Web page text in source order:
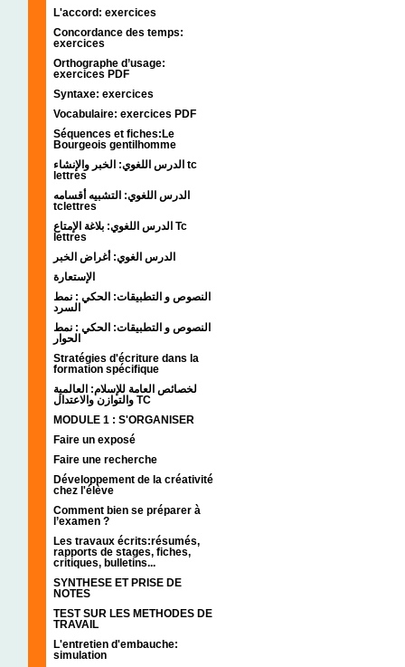
L'accord: exercices
Concordance des temps:
exercices
Orthographe d’usage:
exercices PDF
Syntaxe: exercices
Vocabulaire: exercices PDF
Séquences et fiches:Le
Bourgeois gentilhomme
الدرس اللغوي: الخبر والإنشاء tc
lettres
الدرس اللغوي: التشبيه أقسامه
tclettres
الدرس اللغوي: بلاغة الإمتاع Tc
lettres
الدرس الغوي: أغراض الخبر
الإستعارة
النصوص و التطبيقات: الحكي : نمط
السرد
النصوص و التطبيقات: الحكي : نمط
الحوار
Stratégies d'écriture dans la
formation spécifique
لخصائص العامة للإسلام: العالمية
والتوازن والاعتدال TC
MODULE 1 : S'ORGANISER
Faire un exposé
Faire une recherche
Développement de la créativité
chez l'élève
Comment bien se préparer à
l’examen ?
Les travaux écrits:résumés,
rapports de stages, fiches,
critiques, bulletins...
SYNTHESE ET PRISE DE
NOTES
TEST SUR LES METHODES DE
TRAVAIL
L'entretien d'embauche:
simulation